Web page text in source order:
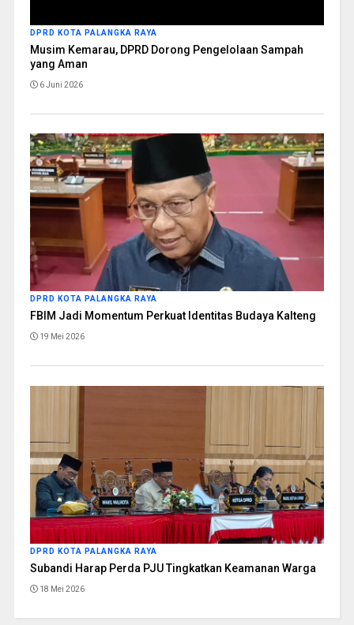
DPRD KOTA PALANGKA RAYA
Musim Kemarau, DPRD Dorong Pengelolaan Sampah
yang Aman
6 Juni 2026
DPRD KOTA PALANGKA RAYA
FBIM Jadi Momentum Perkuat Identitas Budaya Kalteng
19 Mei 2026
DPRD KOTA PALANGKA RAYA
Subandi Harap Perda PJU Tingkatkan Keamanan Warga
18 Mei 2026